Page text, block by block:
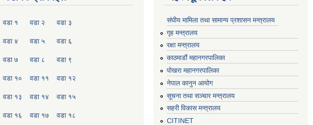
वडा १ वडा २ वडा ३
वडा ४ वडा ५ वडा ६
वडा ७ वडा ८ वडा ९
वडा १० वडा ११ वडा १२
वडा १३ वडा १४ वडा १५
वडा १६ वडा १७ वडा १८
संघीय मामिला तथा सामान्य प्रशासन मन्त्रालय
गृह मन्त्रालय
रक्षा मन्त्रालय
काठमाडौं महानगरपालिका
पोखरा महानगरपालिका
नेपाल कानुन आयोग
सूचना तथा सञ्चार मन्त्रालय
सहरी विकास मन्त्रालय
CITINET